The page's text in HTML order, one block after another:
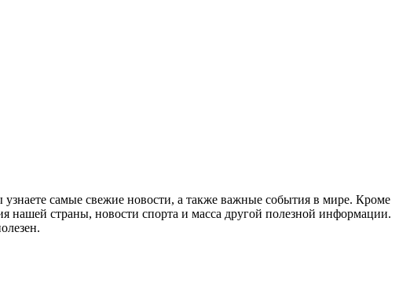
самые свежие новости, а также важные события в мире. Кроме
нашей страны, новости спорта и масса другой полезной информации.